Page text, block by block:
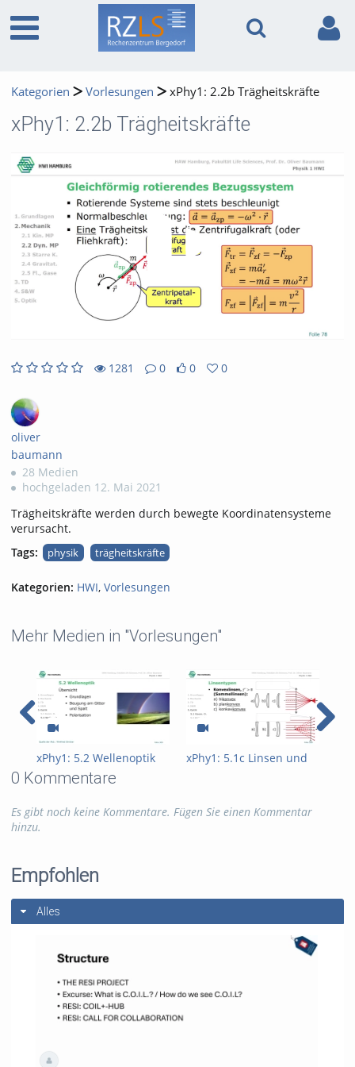
Kategorien Vorlesungen xPhy1: 2.2b Trägheitskräfte
xPhy1: 2.2b Trägheitskräfte
1281
views
0
Kommentare
0
likes
0
favorites
oliver
baumann
28 Medien
hochgeladen 12. Mai 2021
Trägheitskräfte werden durch bewegte Koordinatensysteme
verursacht.
Tags:
physik trägheitskräfte
Kategorien: HWI, Vorlesungen
Mehr Medien in "Vorlesungen"
xPhy1: 5.2 Wellenoptik
xPhy1: 5.1c Linsen und
0 Kommentare
Es gibt noch keine Kommentare. Fügen Sie einen Kommentar
hinzu.
Empfohlen
Alles